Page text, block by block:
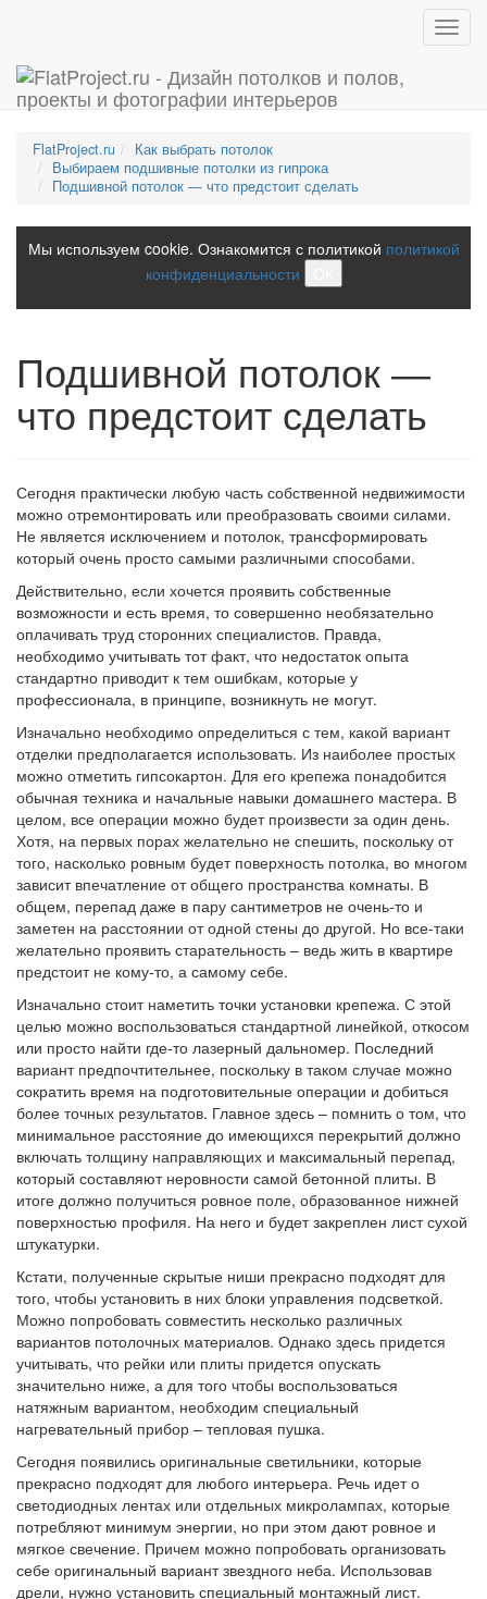
FlatProject.ru
Как выбрать потолок
Выбираем подшивные потолки из гипрока
Подшивной потолок — что предстоит сделать
Мы используем cookie. Ознакомится с политикой политикой
конфиденциальности
Подшивной потолок —
что предстоит сделать
Сегодня практически любую часть собственной недвижимости
можно отремонтировать или преобразовать своими силами.
Не является исключением и потолок, трансформировать
который очень просто самыми различными способами.
Действительно, если хочется проявить собственные
возможности и есть время, то совершенно необязательно
оплачивать труд сторонних специалистов. Правда,
необходимо учитывать тот факт, что недостаток опыта
стандартно приводит к тем ошибкам, которые у
профессионала, в принципе, возникнуть не могут.
Изначально необходимо определиться с тем, какой вариант
отделки предполагается использовать. Из наиболее простых
можно отметить гипсокартон. Для его крепежа понадобится
обычная техника и начальные навыки домашнего мастера. В
целом, все операции можно будет произвести за один день.
Хотя, на первых порах желательно не спешить, поскольку от
того, насколько ровным будет поверхность потолка, во многом
зависит впечатление от общего пространства комнаты. В
общем, перепад даже в пару сантиметров не очень-то и
заметен на расстоянии от одной стены до другой. Но все-таки
желательно проявить старательность – ведь жить в квартире
предстоит не кому-то, а самому себе.
Изначально стоит наметить точки установки крепежа. С этой
целью можно воспользоваться стандартной линейкой, откосом
или просто найти где-то лазерный дальномер. Последний
вариант предпочтительнее, поскольку в таком случае можно
сократить время на подготовительные операции и добиться
более точных результатов. Главное здесь – помнить о том, что
минимальное расстояние до имеющихся перекрытий должно
включать толщину направляющих и максимальный перепад,
который составляют неровности самой бетонной плиты. В
итоге должно получиться ровное поле, образованное нижней
поверхностью профиля. На него и будет закреплен лист сухой
штукатурки.
Кстати, полученные скрытые ниши прекрасно подходят для
того, чтобы установить в них блоки управления подсветкой.
Можно попробовать совместить несколько различных
вариантов потолочных материалов. Однако здесь придется
учитывать, что рейки или плиты придется опускать
значительно ниже, а для того чтобы воспользоваться
натяжным вариантом, необходим специальный
нагревательный прибор – тепловая пушка.
Сегодня появились оригинальные светильники, которые
прекрасно подходят для любого интерьера. Речь идет о
светодиодных лентах или отдельных микролампах, которые
потребляют минимум энергии, но при этом дают ровное и
мягкое свечение. Причем можно попробовать организовать
себе оригинальный вариант звездного неба. Использовав
дрели, нужно установить специальный монтажный лист.